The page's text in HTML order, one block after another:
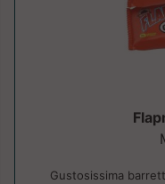
Gustosissima